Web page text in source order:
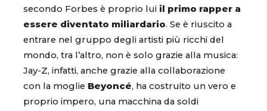
secondo Forbes è proprio lui il primo rapper a
essere diventato miliardario. Se è riuscito a
entrare nel gruppo degli artisti più ricchi del
mondo, tra l’altro, non è solo grazie alla musica:
Jay-Z, infatti, anche grazie alla collaborazione
con la moglie Beyoncé, ha costruito un vero e
proprio impero, una macchina da soldi